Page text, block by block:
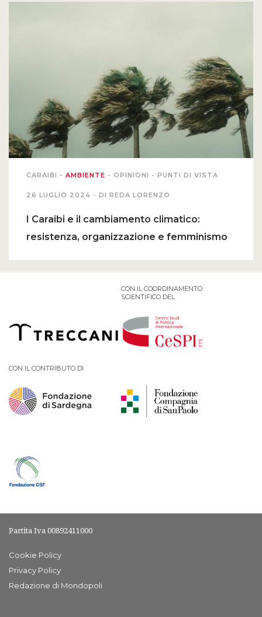
CARAIBI - AMBIENTE - OPINIONI - PUNTI DI VISTA
26 LUGLIO 2024 - DI REDA LORENZO
I Caraibi e il cambiamento climatico:
resistenza, organizzazione e femminismo
CON IL COORDINAMENTO
SCIENTIFICO DEL
CON IL CONTRIBUTO DI
Partita Iva 00892411000
Cookie Policy
Privacy Policy
Redazione di Mondopoli